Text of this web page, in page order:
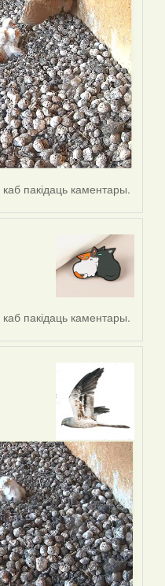
каб пакідаць каментары.
каб пакідаць каментары.